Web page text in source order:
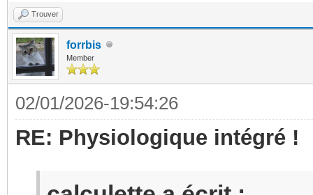
Trouver
forrbis
Member
02/01/2026-19:54:26
RE: Physiologique intégré !